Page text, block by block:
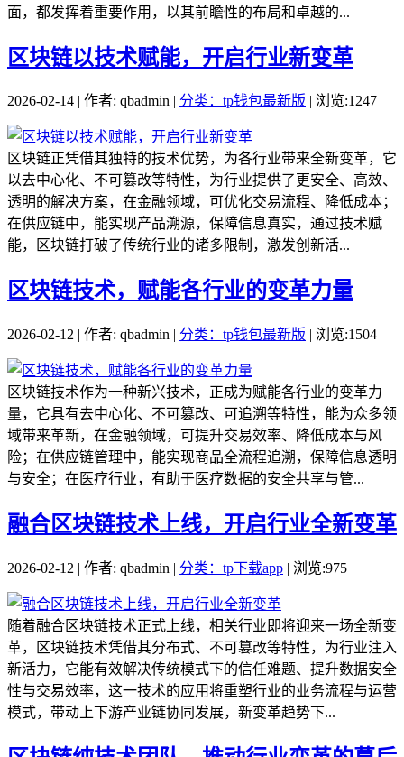
面，都发挥着重要作用，以其前瞻性的布局和卓越的...
区块链以技术赋能，开启行业新变革
2026-02-14 | 作者: qbadmin | 分类：tp钱包最新版 | 浏览:1247
区块链正凭借其独特的技术优势，为各行业带来全新变革，它
以去中心化、不可篡改等特性，为行业提供了更安全、高效、
透明的解决方案，在金融领域，可优化交易流程、降低成本；
在供应链中，能实现产品溯源，保障信息真实，通过技术赋
能，区块链打破了传统行业的诸多限制，激发创新活...
区块链技术，赋能各行业的变革力量
2026-02-12 | 作者: qbadmin | 分类：tp钱包最新版 | 浏览:1504
区块链技术作为一种新兴技术，正成为赋能各行业的变革力
量，它具有去中心化、不可篡改、可追溯等特性，能为众多领
域带来革新，在金融领域，可提升交易效率、降低成本与风
险；在供应链管理中，能实现商品全流程追溯，保障信息透明
与安全；在医疗行业，有助于医疗数据的安全共享与管...
融合区块链技术上线，开启行业全新变革
2026-02-12 | 作者: qbadmin | 分类：tp下载app | 浏览:975
随着融合区块链技术正式上线，相关行业即将迎来一场全新变
革，区块链技术凭借其分布式、不可篡改等特性，为行业注入
新活力，它能有效解决传统模式下的信任难题、提升数据安全
性与交易效率，这一技术的应用将重塑行业的业务流程与运营
模式，带动上下游产业链协同发展，新变革趋势下...